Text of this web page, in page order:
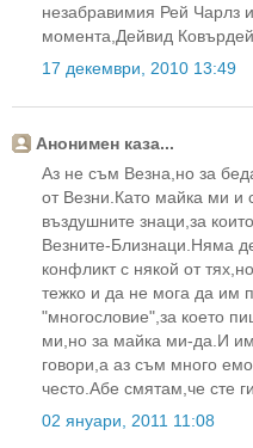
незабравимия Рей Чарлз
момента,Дейвид
17 декември, 2010 13:49
Анонимен каза...
Аз не съм Везна,но за
от Везни.Като майка ми и
въздушните знаци,за
Везните-Близнаци.Няма
конфликт с някой от
тежко и да не мога да им
"многословие",за което
ми,но за майка ми-да.И
говори,а аз съм много
често.Абе смятам,че сте
02 януари, 2011 11:08